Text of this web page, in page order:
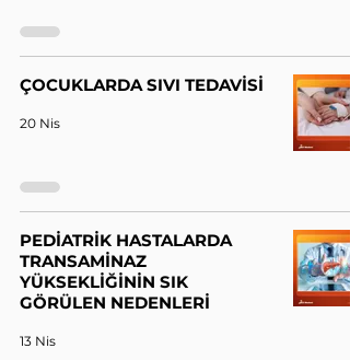
ÇOCUKLARDA SIVI TEDAVİSİ
20 Nis
PEDİATRİK HASTALARDA
TRANSAMİNAZ
YÜKSEKLİĞİNİN SIK
GÖRÜLEN NEDENLERİ
13 Nis